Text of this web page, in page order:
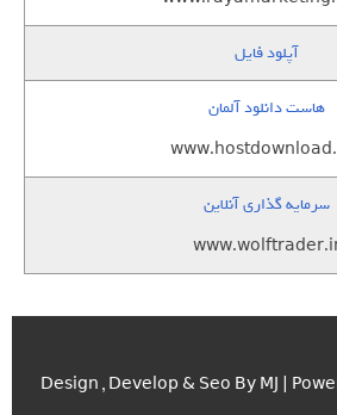
آپلود فایل
هاست دانلود آلمان
سرمایه گذاری آنلاین
Design , Develop & Seo By MJ |